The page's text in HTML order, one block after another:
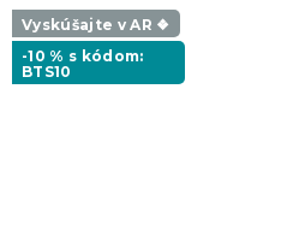
Vyskúšajte v AR ❖
-10 % s kódom:
BTS10